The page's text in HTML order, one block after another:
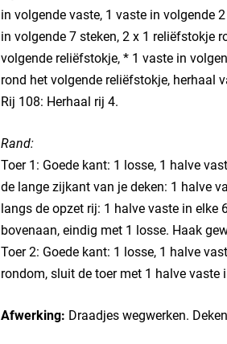
in volgende vaste, 1 vaste in volgende
in volgende 7 steken, 2 x 1 reliëfstokje
volgende reliëfstokje, * 1 vaste in
rond het volgende reliëfstokje, herhaal
Rij 108: Herhaal rij 4.
Rand:
Toer 1: Goede kant: 1 losse, 1 halve
de lange zijkant van je deken: 1 halve
langs de opzet rij: 1 halve vaste in elke
bovenaan, eindig met 1 losse. Haak
Toer 2: Goede kant: 1 losse, 1 halve
rondom, sluit de toer met 1 halve vaste
Afwerking: Draadjes wegwerken.